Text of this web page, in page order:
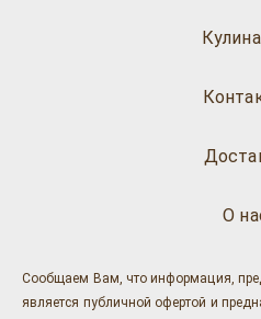
О
Сообщаем Вам, что информация,
является публичной офертой и